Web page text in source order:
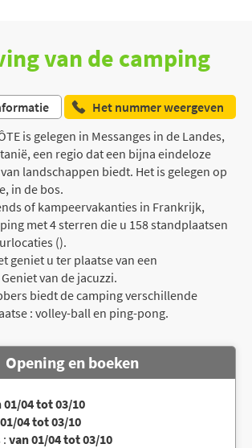
van de camping
Het nummer weergeven
is gelegen in Messanges in de Landes,
een regio dat een bijna eindeloze
landschappen biedt. Het is gelegen op
in de bos.
of kampeervakanties in Frankrijk,
met 4 sterren die u 158 standplaatsen
().
geniet u ter plaatse van een
van de jacuzzi.
biedt de camping verschillende
: volley-ball en ping-pong.
Opening en boeken
01/04 tot 03/10
04 tot 03/10
van 01/04 tot 03/10